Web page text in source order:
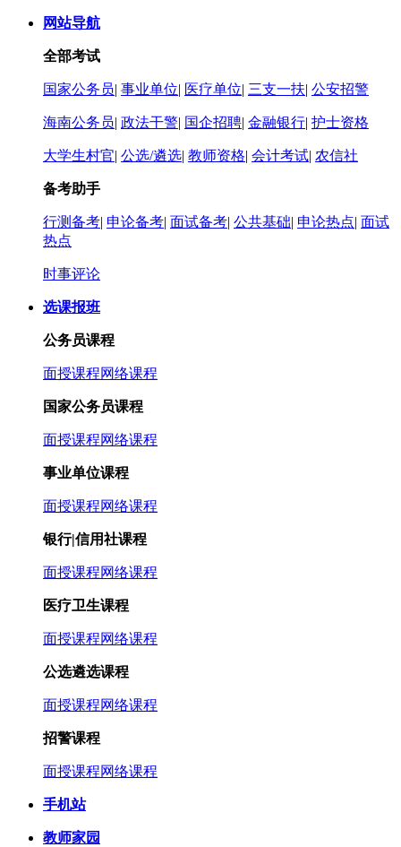
网站导航
全部考试
国家公务员| 事业单位| 医疗单位| 三支一扶| 公安招警
海南公务员| 政法干警| 国企招聘| 金融银行| 护士资格
大学生村官| 公选/遴选| 教师资格| 会计考试| 农信社
备考助手
行测备考| 申论备考| 面试备考| 公共基础| 申论热点| 面试
热点
时事评论
选课报班
公务员课程
面授课程网络课程
国家公务员课程
面授课程网络课程
事业单位课程
面授课程网络课程
银行|信用社课程
面授课程网络课程
医疗卫生课程
面授课程网络课程
公选遴选课程
面授课程网络课程
招警课程
面授课程网络课程
手机站
教师家园